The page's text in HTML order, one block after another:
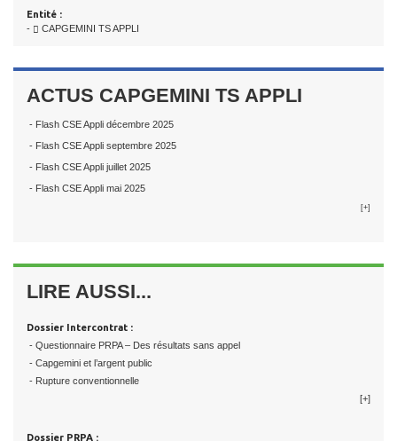
Entité :
-
CAPGEMINI TS APPLI
ACTUS CAPGEMINI TS APPLI
- Flash CSE Appli décembre 2025
- Flash CSE Appli septembre 2025
- Flash CSE Appli juillet 2025
- Flash CSE Appli mai 2025
[+]
LIRE AUSSI...
Dossier Intercontrat :
- Questionnaire PRPA – Des résultats sans appel
- Capgemini et l’argent public
- Rupture conventionnelle
[+]
Dossier PRPA :